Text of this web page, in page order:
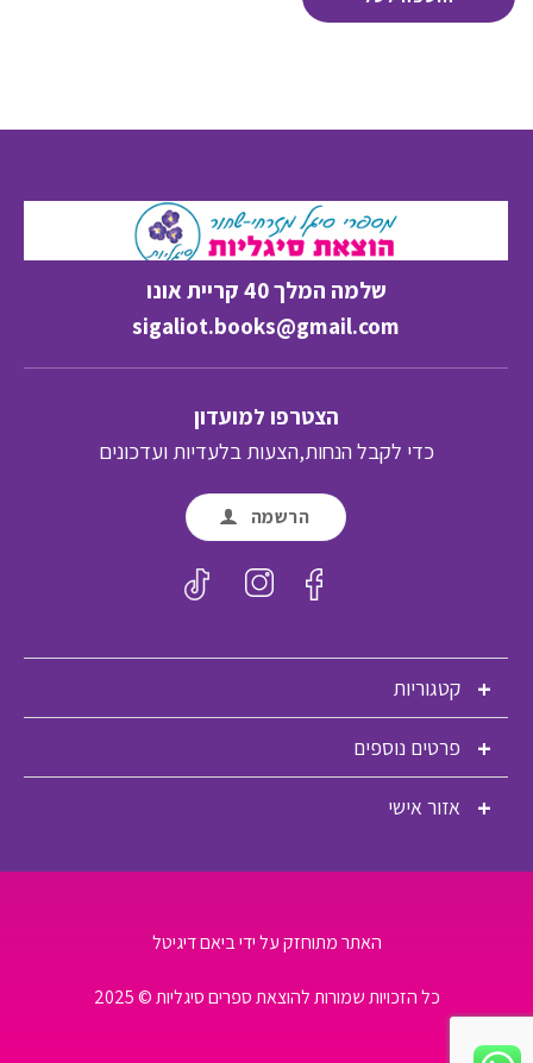
שלמה המלך 40 קריית אונו
sigaliot.books@gmail.com
הצטרפו למועדון
כדי לקבל הנחות,הצעות בלעדיות ועדכונים
הרשמה
קטגוריות
פרטים נוספים
אזור אישי
האתר מתוחזק על ידי ביאם דיגיטל
כל הזכויות שמורות להוצאת ספרים סיגליות © 2025